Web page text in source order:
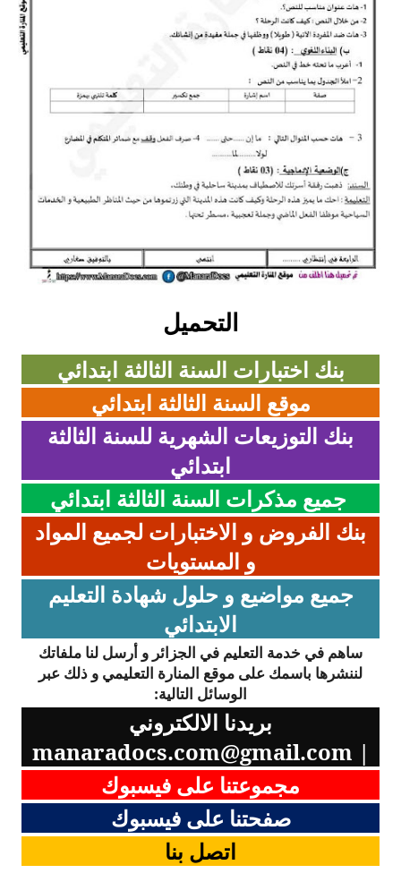
البحوث الجاهزة
بحوث الرياضيات
بحوث التاريخ و الجغرافيا
بحوث الفيزياء و الكيمياء
بحوث اللغة الفرنسية
بحوث اللغة الانجليزية
بحوث في مجالات اخرى
التحميل
بنك اختبارات السنة الثالثة ابتدائي
موقع السنة الثالثة ابتدائي
بنك التوزيعات الشهرية للسنة الثالثة
ابتدائي
جميع مذكرات السنة الثالثة ابتدائي
بنك الفروض و الاختبارات لجميع المواد
و المستويات
جميع مواضيع و حلول شهادة التعليم
الابتدائي
ساهم في خدمة التعليم في الجزائر و أرسل لنا ملفاتك
لننشرها باسمك على موقع المنارة التعليمي و ذلك عبر
الوسائل التالية:
بريدنا الالكتروني
manaradocs.com@gmail.com |
مجموعتنا على فيسبوك
صفحتنا على فيسبوك
اتصل بنا